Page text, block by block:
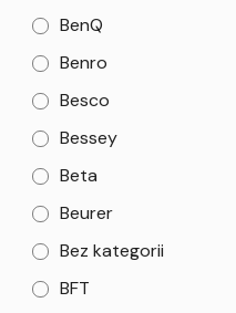
BenQ
Benro
Besco
Bessey
Beta
Beurer
Bez kategorii
BFT